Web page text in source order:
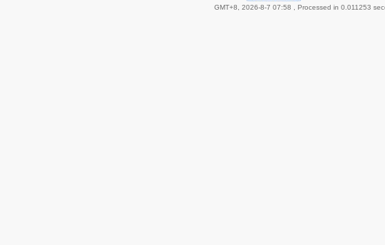
GMT+8, 2026-8-7 07:58 , Processed in 0.011253